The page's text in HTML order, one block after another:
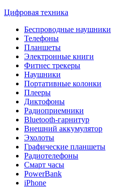
Цифровая техника
Беспроводные наушники
Телефоны
Планшеты
Электронные книги
Фитнес трекеры
Наушники
Портативные колонки
Плееры
Диктофоны
Радиоприемники
Bluetooth-гарнитур
Внешний аккумулятор
Эхолоты
Графические планшеты
Радиотелефоны
Смарт часы
PowerBank
iPhone